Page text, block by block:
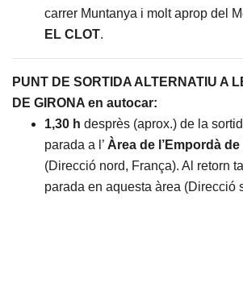
carrer Muntanya i molt aprop del
EL CLOT.
PUNT DE SORTIDA ALTERNATIU A
DE GIRONA en autocar:
1,30 h desprès (aprox.) de la
parada a l’ Àrea de l’Empordà
(Direcció nord, França). Al retorn
parada en aquesta àrea (Direcció